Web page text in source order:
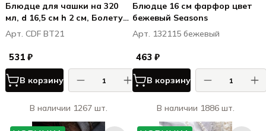
Блюдце для чашки на 320
мл, d 16,5 см h 2 см, Болетус
/ Boletus
Арт. CDF BT21
531 ₽
В корзину
В наличии 1267 шт.
Блюдце 16 см фарфор цвет
бежевый Seasons
Арт. 132115 бежевый
463 ₽
В корзину
В наличии 1886 шт.